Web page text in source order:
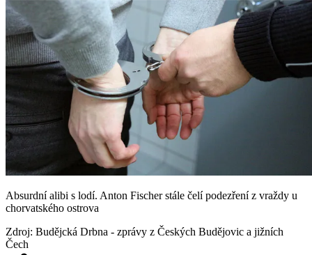
Absurdní alibi s lodí. Anton Fischer stále čelí podezření z vraždy u
chorvatského ostrova
Zdroj: Budějcká Drbna - zprávy z Českých Budějovic a jižních
Čech